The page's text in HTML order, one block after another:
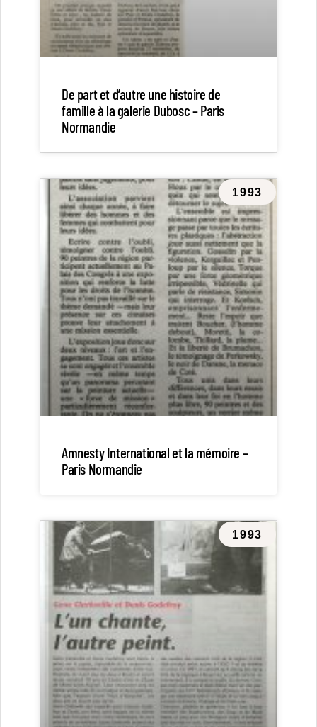
De part et d’autre une histoire de
famille à la galerie Dubosc – Paris
Normandie
1993
Amnesty International et la mémoire –
Paris Normandie
1993